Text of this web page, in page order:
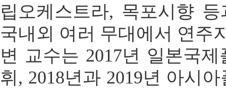
립오케스트라, 목포시향
국내외 여러 무대에서 연주
변 교수는 2017년 일본국
휘, 2018년과 2019년 아시